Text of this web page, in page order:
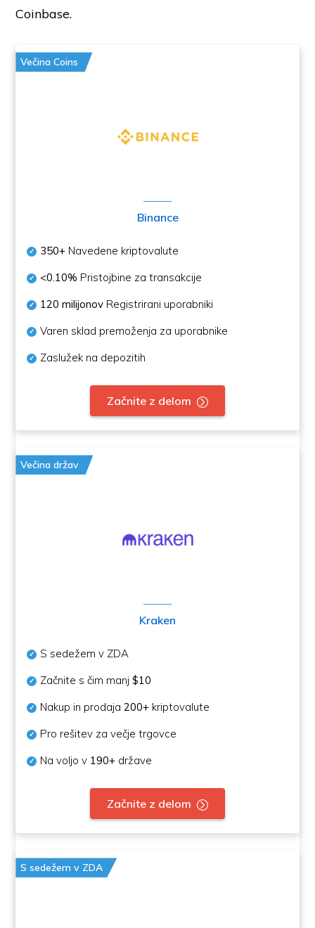
Coinbase.
Večina Coins
Binance
350+ Navedene kriptovalute
<0.10% Pristojbine za transakcije
120 milijonov Registrirani uporabniki
Varen sklad premoženja za uporabnike
Zaslužek na depozitih
Začnite z delom
Večina držav
Kraken
S sedežem v ZDA
Začnite s čim manj$10
Nakup in prodaja200+ kriptovalute
Pro rešitev za večje trgovce
Na voljo v 190+ države
Začnite z delom
S sedežem v ZDA